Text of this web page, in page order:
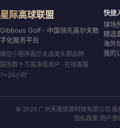
星际高球联盟
Gibbous Golf · 中国领先高尔夫数
字化服务平台
微信小程序高尔夫品类头部品牌
服务数十万高净值用户 · 在线客服
7×24小时
快捷
球场
精选
海外
我的
© 2026 广州天南旅游科技有限公司 版
隐私政策 用户协